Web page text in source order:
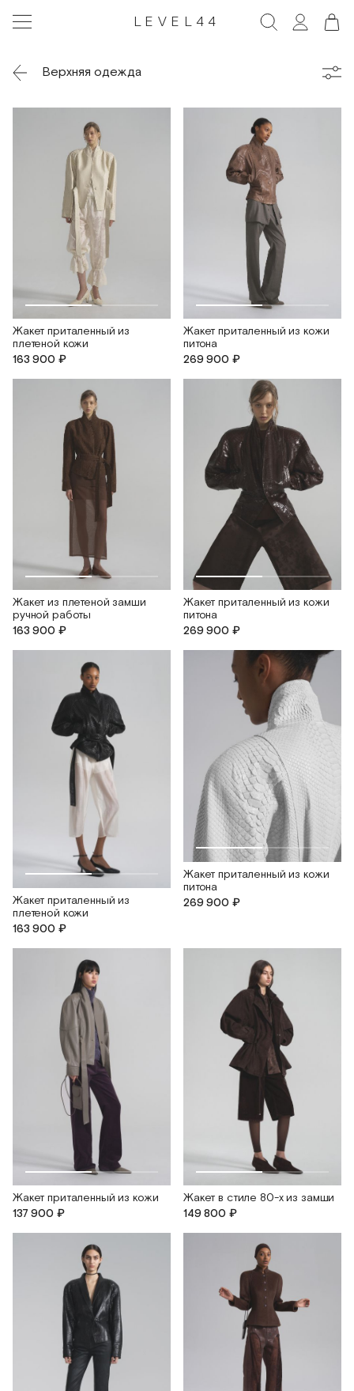
LEVEL44
Верхняя одежда
Жакет приталенный из
плетеной кожи
163 900 ₽
Жакет приталенный из кожи
питона
269 900 ₽
Жакет из плетеной замши
ручной работы
163 900 ₽
Жакет приталенный из кожи
питона
269 900 ₽
Жакет приталенный из
плетеной кожи
163 900 ₽
Жакет приталенный из кожи
питона
269 900 ₽
Жакет приталенный из кожи
137 900 ₽
Жакет в стиле 80-х из замши
149 800 ₽